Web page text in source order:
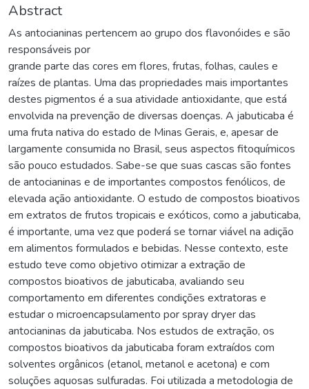
Abstract
As antocianinas pertencem ao grupo dos flavonóides e são
responsáveis por
grande parte das cores em flores, frutas, folhas, caules e
raízes de plantas. Uma das propriedades mais importantes
destes pigmentos é a sua atividade antioxidante, que está
envolvida na prevenção de diversas doenças. A jabuticaba é
uma fruta nativa do estado de Minas Gerais, e, apesar de
largamente consumida no Brasil, seus aspectos fitoquímicos
são pouco estudados. Sabe-se que suas cascas são fontes
de antocianinas e de importantes compostos fenólicos, de
elevada ação antioxidante. O estudo de compostos bioativos
em extratos de frutos tropicais e exóticos, como a jabuticaba,
é importante, uma vez que poderá se tornar viável na adição
em alimentos formulados e bebidas. Nesse contexto, este
estudo teve como objetivo otimizar a extração de
compostos bioativos de jabuticaba, avaliando seu
comportamento em diferentes condições extratoras e
estudar o microencapsulamento por spray dryer das
antocianinas da jabuticaba. Nos estudos de extração, os
compostos bioativos da jabuticaba foram extraídos com
solventes orgânicos (etanol, metanol e acetona) e com
soluções aquosas sulfuradas. Foi utilizada a metodologia de